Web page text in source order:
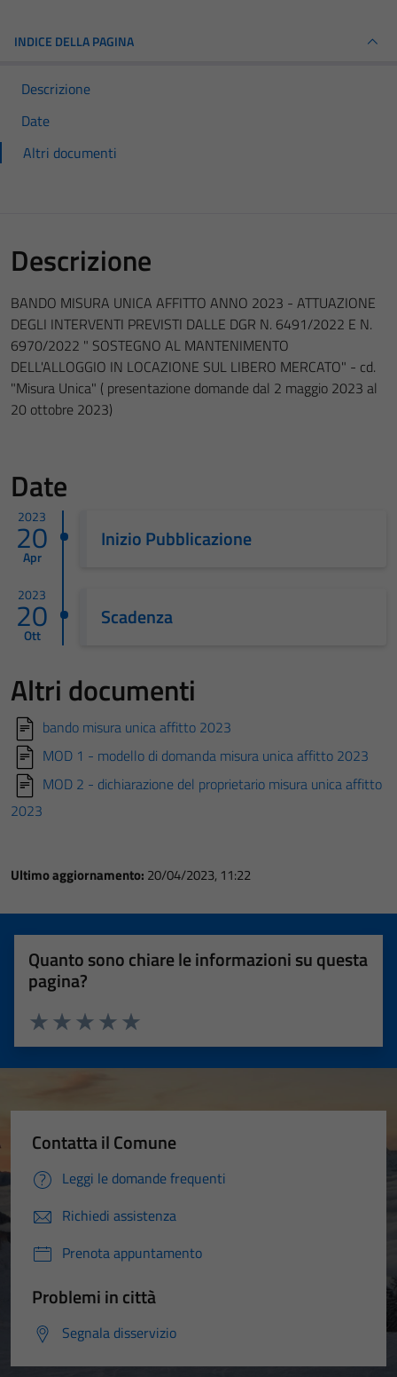
INDICE DELLA PAGINA
Descrizione
Date
Altri documenti
Descrizione
BANDO MISURA UNICA AFFITTO ANNO 2023 - ATTUAZIONE
DEGLI INTERVENTI PREVISTI DALLE DGR N. 6491/2022 E N.
6970/2022 " SOSTEGNO AL MANTENIMENTO
DELL'ALLOGGIO IN LOCAZIONE SUL LIBERO MERCATO" - cd.
"Misura Unica" ( presentazione domande dal 2 maggio 2023 al
20 ottobre 2023)
Date
2023
20
Apr
Inizio Pubblicazione
2023
20
Ott
Scadenza
Altri documenti
bando misura unica affitto 2023
MOD 1 - modello di domanda misura unica affitto 2023
MOD 2 - dichiarazione del proprietario misura unica affitto
2023
Ultimo aggiornamento: 20/04/2023, 11:22
Quanto sono chiare le informazioni su questa
pagina?
Valuta 5 stelle su 5
Valuta 4 stelle su 5
Valuta 3 stelle su 5
Valuta 2 stelle su 5
Valuta 1 stelle su 5
Contatta il Comune
Leggi le domande frequenti
Richiedi assistenza
Prenota appuntamento
Problemi in città
Segnala disservizio